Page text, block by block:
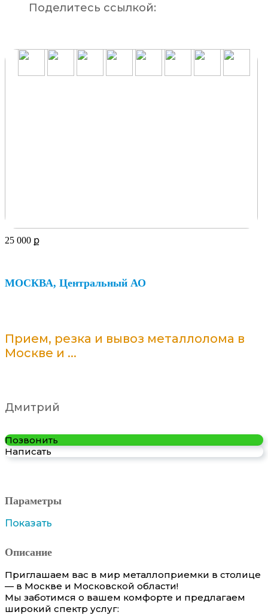
Поделитесь ссылкой:
25 000 ք
МОСКВА, Центральный АО
Прием, резка и вывоз металлолома в
Москве и ...
Дмитрий
Позвонить
Написать
Параметры
Показать
Описание
Приглашаем вас в мир металлоприемки в столице
— в Москве и Московской области!
Мы заботимся о вашем комфорте и предлагаем
широкий спектр услуг: